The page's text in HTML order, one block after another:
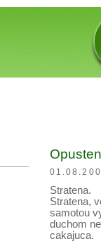
Stratena.
Stratena,
samotou
duchom
cakajuca.